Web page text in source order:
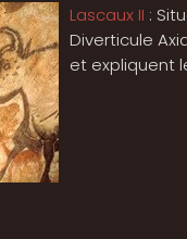
Lascaux II :
Diverticule
et expliquent